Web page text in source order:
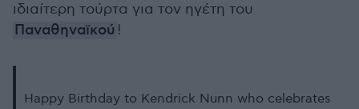
ιδιαίτερη τούρτα για τον ηγέτη του
Παναθηναϊκού !
Happy Birthday to Kendrick Nunn who celebrates